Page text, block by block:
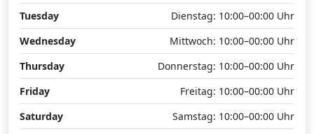
Tuesday
Dienstag: 10:00–00:00 Uhr
Wednesday
Mittwoch: 10:00–00:00 Uhr
Thursday
Donnerstag: 10:00–00:00 Uhr
Friday
Freitag: 10:00–00:00 Uhr
Saturday
Samstag: 10:00–00:00 Uhr